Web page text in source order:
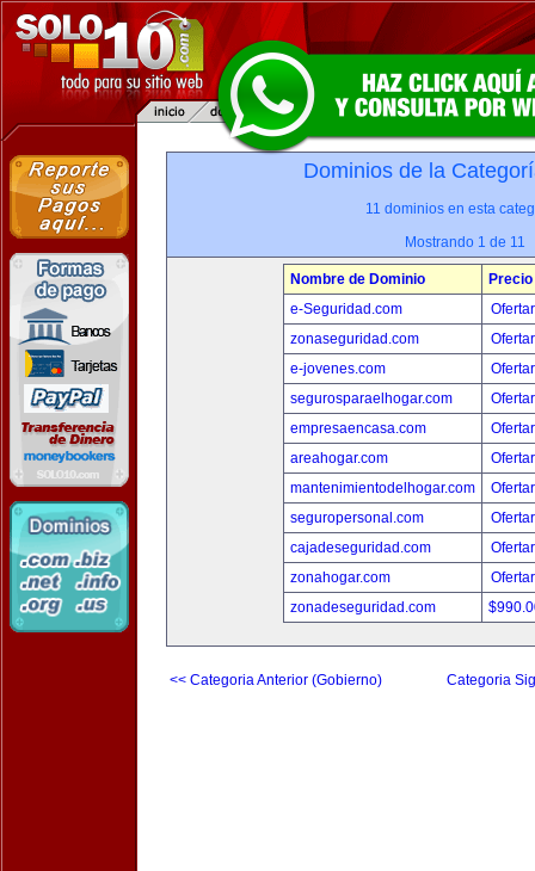
Dominios de la
11 dominios en esta
Mostrando 1 de 11
Nombre de Dominio
Precio
e-Seguridad.com
zonaseguridad.com
e-jovenes.com
segurosparaelhogar.com
empresaencasa.com
areahogar.com
mantenimientodelhogar.com
seguropersonal.com
cajadeseguridad.com
zonahogar.com
zonadeseguridad.com
<< Categoria Anterior (Gobierno) Categoria